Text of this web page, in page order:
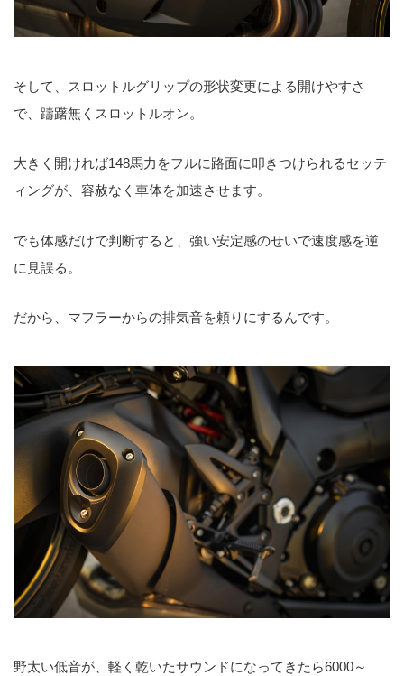
そして、スロットルグリップの形状変更による開けやすさ
で、躊躇無くスロットルオン。
大きく開ければ148馬力をフルに路面に叩きつけられるセッテ
ィングが、容赦なく車体を加速させます。
でも体感だけで判断すると、強い安定感のせいで速度感を逆
に見誤る。
だから、マフラーからの排気音を頼りにするんです。
野太い低音が、軽く乾いたサウンドになってきたら6000～